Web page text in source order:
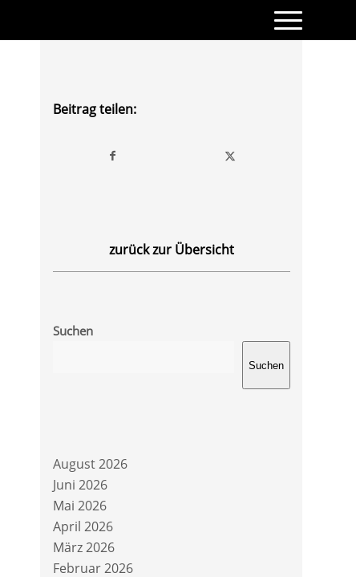
Beitrag teilen:
zurück zur Übersicht
Suchen
Suchen
August 2026
Juni 2026
Mai 2026
April 2026
März 2026
Februar 2026